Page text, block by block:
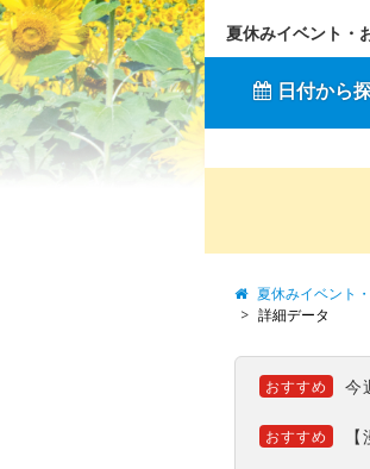
夏休みイベント・
日付から
夏休みイベント
詳細データ
おすすめ 今
おすすめ